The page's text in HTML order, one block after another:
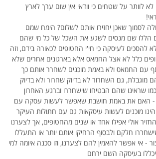
לא לוותר על שטחים כי וודאי אין שום ערך לארץ
לסמוך שאכן יחזירו אותם לשלום? הימח שמם
הללו שם מנסים לשגע את השכל של כל מי שהם
להסכים לעיסקה כי חי'י החטופים לכאורה בידם, וזה
כלל לא אצל החמאס אלא בארגונים אחרים שלא
עם החמאס ולא באמת מוכנים לשחרר אותם כך
מוגבלת, גם השחרור לא בדיוק שחרור ולא בדיוק
שראינו שהם הבטיחו שישחררו וברגע האחרון
- האם את באמת חושבת שאפשר לעשות עסקה עם
הינו מוכנים לעשות עיסקאות גם עם חתולות העיקר
אולי אפילו אחד או שנים מהחטופים, אך לצערנו
חלקם ולבסוף הרחיקו אותם יותר או התעללו
- אי אפשר להאמין להם לצערנו, וזו סכנה איומה למי
בעיסקה השם ירחם